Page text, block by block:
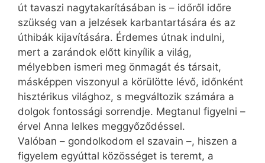
út tavaszi nagytakarításában is – időről időre
szükség van a jelzések karbantartására és az
úthibák kijavítására. Érdemes útnak indulni,
mert a zarándok előtt kinyílik a világ,
mélyebben ismeri meg önmagát és társait,
másképpen viszonyul a körülötte lévő, időnként
hisztérikus világhoz, s megváltozik számára a
dolgok fontossági sorrendje. Megtanul figyelni –
érvel Anna lelkes meggyőződéssel.
Valóban – gondolkodom el szavain –, hiszen a
figyelem egyúttal közösséget is teremt, a